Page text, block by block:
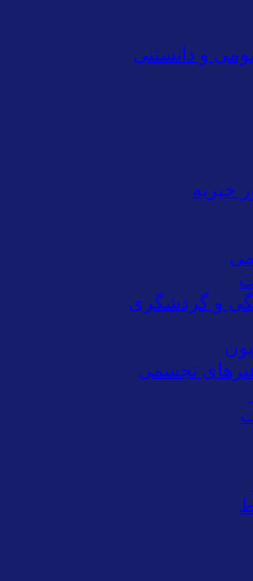
و دانستنی
خیریه
و گردشگری
تجسمی